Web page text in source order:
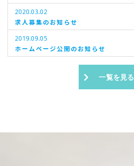
2020.03.02
求人募集のお知らせ
2019.09.05
ホームページ公開のお知らせ
一覧を見る